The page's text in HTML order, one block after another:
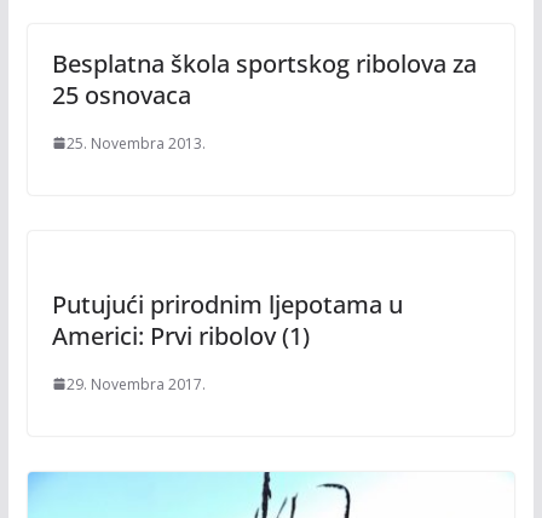
Besplatna škola sportskog ribolova za
25 osnovaca
25. Novembra 2013.
Putujući prirodnim ljepotama u
Americi: Prvi ribolov (1)
29. Novembra 2017.